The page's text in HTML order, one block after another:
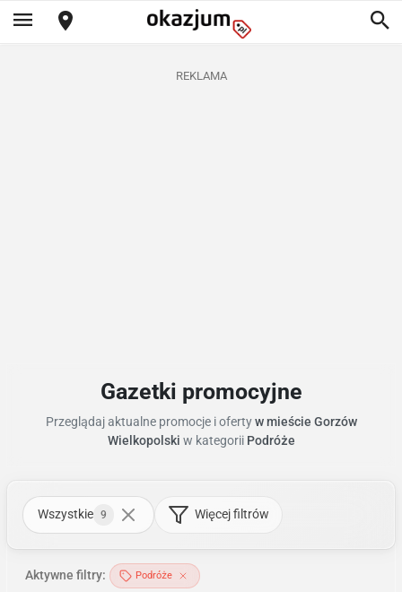
REKLAMA
Gazetki promocyjne
Przeglądaj aktualne promocje i ofertyw mieście Gorzów
Wielkopolski w kategoriiPodróże
Wszystkie 9 Więcej filtrów
Aktywne filtry: Podróże